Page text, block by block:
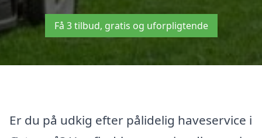
Få 3 tilbud, gratis og uforpligtende
Er du på udkig efter pålidelig haveservice i